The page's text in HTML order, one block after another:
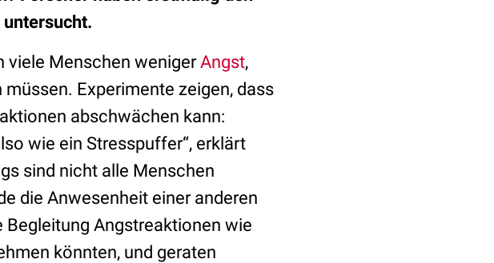
viele Menschen wenigerAngst,
Experimente zeigen, dass
abschwächen kann:
wie ein Stresspuffer“, erklärt
sind nicht alle Menschen
die Anwesenheit einer anderen
Begleitung Angstreaktionen wie
könnten, und geraten